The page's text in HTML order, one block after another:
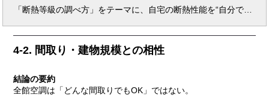
4-2. 間取り・建物規模との相性
結論の要約
全館空調は「どんな間取りでもOK」ではない。